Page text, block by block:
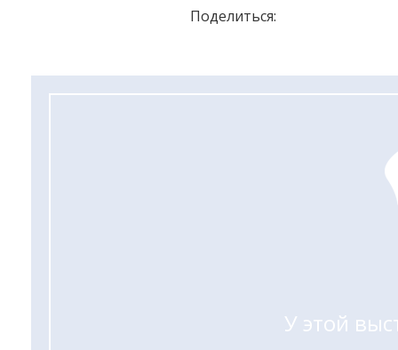
Поделиться:
У этой